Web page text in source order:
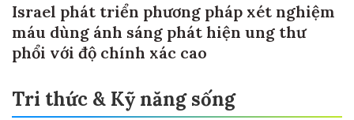
Israel phát triển phương pháp xét nghiệm
máu dùng ánh sáng phát hiện ung thư
phổi với độ chính xác cao
Tri thức & Kỹ năng sống